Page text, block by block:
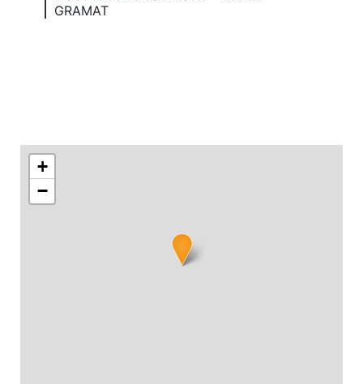
GRAMAT
+
−